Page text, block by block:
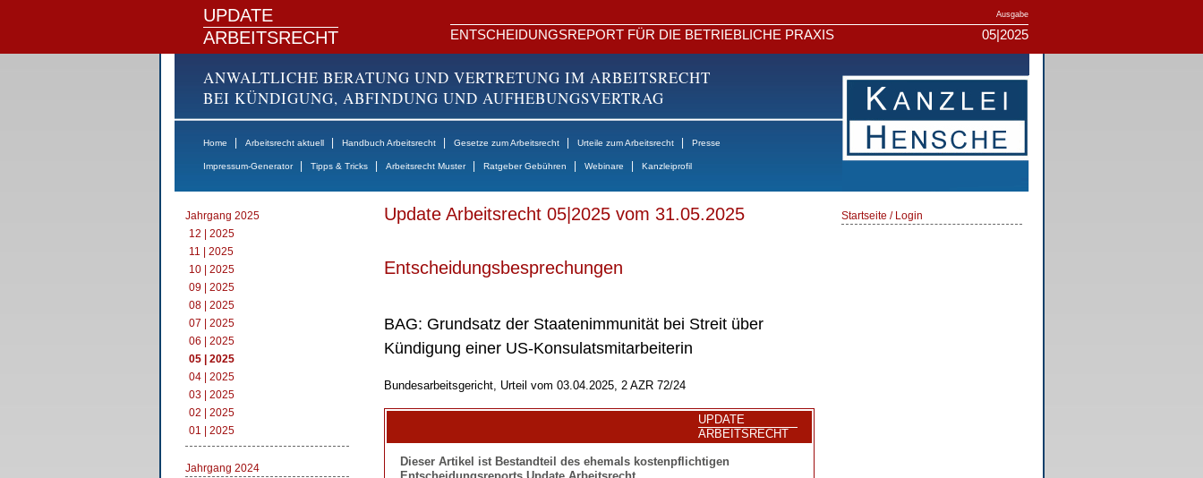
UPDATE
ARBEITSRECHT
Ausgabe
ENTSCHEIDUNGSREPORT FÜR DIE BETRIEBLICHE PRAXIS 05|2025
ANWALTLICHE BERATUNG UND VERTRETUNG IM ARBEITSRECHT
BEI KÜNDIGUNG, ABFINDUNG UND AUFHEBUNGSVERTRAG
Home Arbeitsrecht aktuell Handbuch Arbeitsrecht Gesetze zum Arbeitsrecht Urteile zum Arbeitsrecht Presse
Impressum-Generator Tipps & Tricks Arbeitsrecht Muster Ratgeber Gebühren Webinare Kanzleiprofil
Jahrgang 2025
12 | 2025
11 | 2025
10 | 2025
09 | 2025
08 | 2025
07 | 2025
06 | 2025
05 | 2025
04 | 2025
03 | 2025
02 | 2025
01 | 2025
Jahrgang 2024
Update Arbeitsrecht 05|2025 vom 31.05.2025
Entscheidungsbesprechungen
BAG: Grundsatz der Staatenimmunität bei Streit über
Kündigung einer US-Konsulatsmitarbeiterin
Bundesarbeitsgericht, Urteil vom 03.04.2025, 2 AZR 72/24
UPDATE
ARBEITSRECHT
Dieser Artikel ist Bestandteil des ehemals kostenpflichtigen
Startseite / Login